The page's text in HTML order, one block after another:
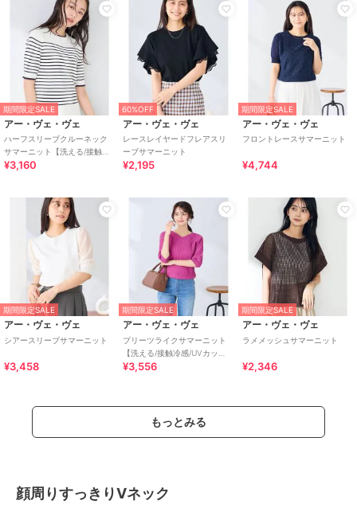
期間限定SALE
アー・ヴェ・ヴェ
ハーフスリーブクルーネック
サマーニット【洗える/接触冷
感/UVカット】
¥3,160
60%OFF
アー・ヴェ・ヴェ
レースレイヤードフレアスリ
ーブサマーニット
¥2,195
期間限定SALE
アー・ヴェ・ヴェ
フロントレースサマーニット
¥4,744
期間限定SALE
アー・ヴェ・ヴェ
シアースリーブサマーニット
¥3,458
期間限定SALE
アー・ヴェ・ヴェ
プリーツライクサマーニット
【洗える/接触冷感/UVカッ
ト】
¥3,556
期間限定SALE
アー・ヴェ・ヴェ
ラメメッシュサマーニット
¥2,346
もっとみる
顔周りすっきりVネック